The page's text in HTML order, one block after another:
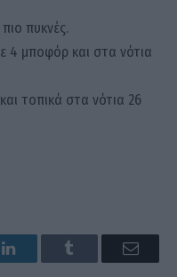
πυκνές.
4 μποφόρ και στα νότια
τοπικά στα νότια 26
LinkedInTumblr Email